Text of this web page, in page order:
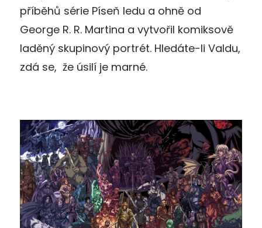
příběhů série Píseň ledu a ohně od
George R. R. Martina a vytvořil komiksově
laděný skupinový portrét. Hledáte-li Valdu,
zdá se, že úsilí je marné.